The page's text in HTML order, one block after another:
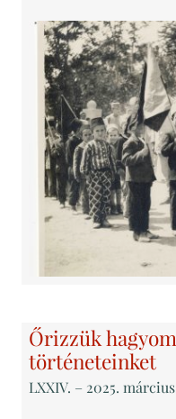
Őrizzük
történeteinket
LXXIV. – 2025. március